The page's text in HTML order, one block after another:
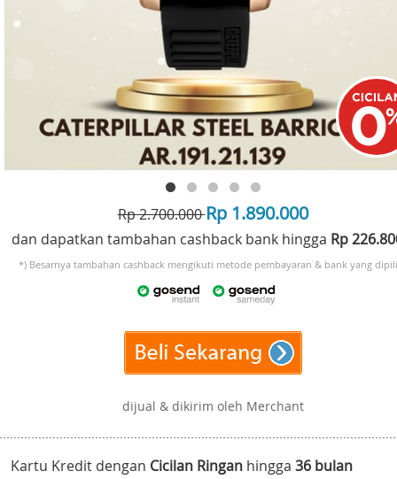
Rp 2.700.000Rp 1.890.000
dan dapatkan tambahan cashback bank hingga Rp
*) Besarnya tambahan cashback mengikuti metode pembayaran & bank yang
dijual & dikirim oleh Merchant
Kartu Kredit dengan Cicilan Ringan hingga 36 bulan